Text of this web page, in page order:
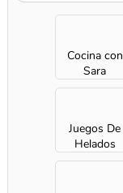
Cocina con
Sara
Juegos De
Helados